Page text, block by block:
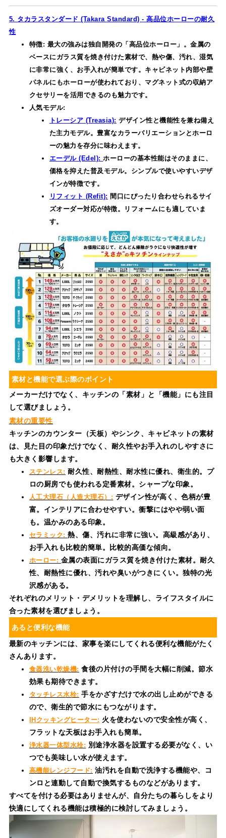
5. タカラスタンダード (Takara Standard) - 高品位ホーローの耐久
性
特徴: 最大の強みは独自開発の「高品位ホーロー」。金属の
ベースにガラス質を焼き付けた素材で、熱や傷、汚れ、湿気
に非常に強く、お手入れが簡単です。キャビネット内部や壁
パネルにもホーローが使われており、マグネット式の収納ア
クセサリーを活用できるのも魅力です。
人気モデル:
トレーシア (Treasia): デザイン性と機能性を兼ね備え
た主力モデル。豊富なカラーバリエーションとホーロ
ーの魅力を存分に味わえます。
エーデル (Edel):ホーローの基本性能はそのままに、
価格を抑えた普及モデル。シンプルで使いやすいデザ
インが特徴です。
リフィット (Refit): 間口にぴったり合わせられるサイ
ズオーダー対応が特徴。リフォームにも適していま
す。
素材と機能で選ぶ際のポイント
メーカーだけでなく、キッチンの「素材」と「機能」にも注目
して選びましょう。
素材の重要性
キッチンのカウンター（天板）やシンク、キャビネットの素材
は、見た目の印象だけでなく、耐久性やお手入れのしやすさに
も大きく影響します。
ステンレス: 耐久性、耐熱性、耐水性に優れ、衛生的。プ
ロの厨房でも使われる定番素材。シャープな印象。
人工大理石（人造大理石）: デザイン性が高く、色柄が豊
富。インテリアに合わせやすい。衝撃にはやや弱い面
も。温かみのある印象。
セラミック:熱、傷、汚れに非常に強い。高級感があり、
お手入れも比較的簡単。比較的高価な傾向。
ホーロー: 金属の表面にガラス質を焼き付けた素材。耐久
性、耐熱性に優れ、汚れや臭いがつきにくい。独特の光
沢感がある。
それぞれのメリット・デメリットを理解し、ライフスタイルに
合った素材を選びましょう。
あると便利な機能
最新のキッチンには、家事を楽にしてくれる便利な機能がたく
さんあります。
食器洗い乾燥機: 食後の片付けの手間を大幅に削減。節水
効果も期待できます。
タッチレス水栓: 手をかざすだけで水の出し止めができる
ので、衛生的で節水にもつながります。
IHクッキングヒーター: 火を使わないので安全性が高く、
フラットな天板はお手入れも簡単。
浄水器一体型水栓: 別途浄水器を設置する必要がなく、い
つでも美味しい水が使えます。
高機能レンジフード: 油汚れを自動で洗浄する機能や、コ
ンロと連動して自動で換気するものなどがあります。
すべてを付ける必要はありませんが、自分たちの暮らしをより
快適にしてくれる機能は積極的に検討してみましょう。